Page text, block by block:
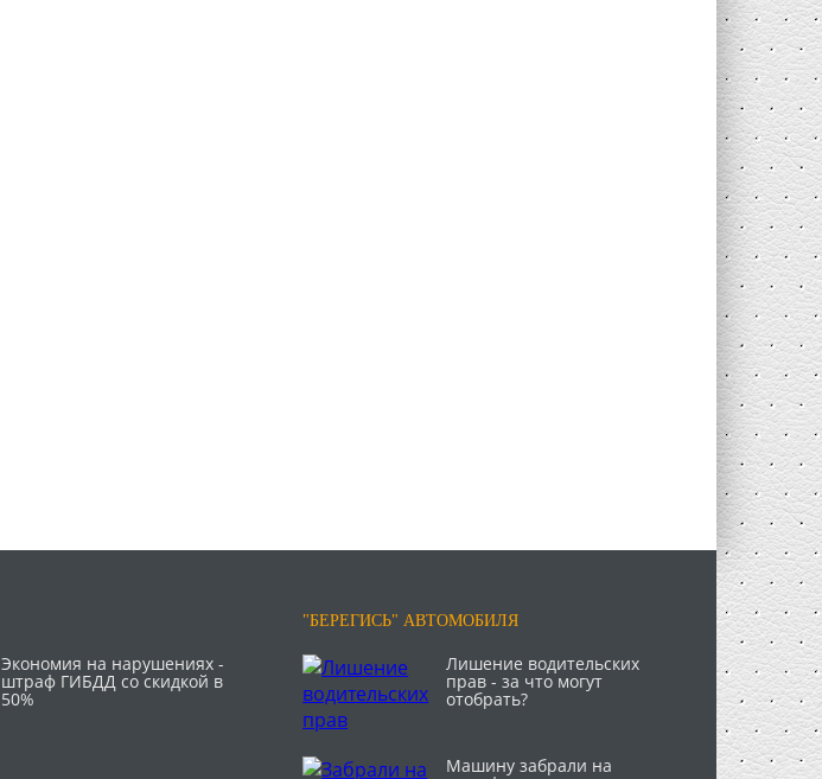
Экономия на нарушениях -
штраф ГИБДД со скидкой в
50%
"БЕРЕГИСЬ" АВТОМОБИЛЯ
Лишение водительских
прав - за что могут
отобрать?
Машину забрали на